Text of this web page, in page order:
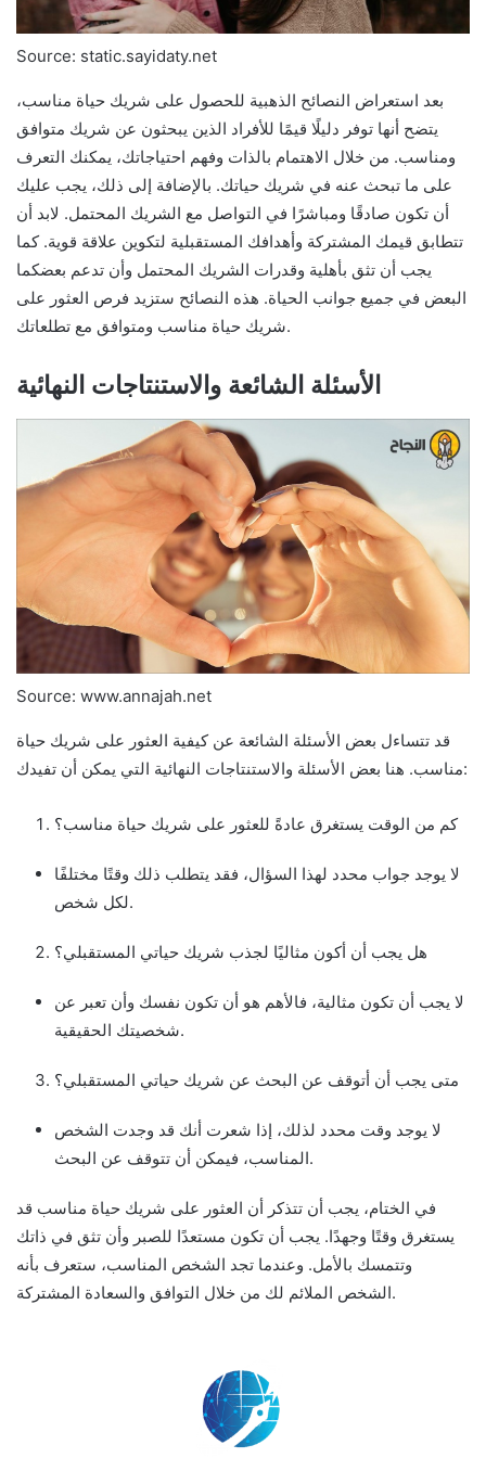
Source: static.sayidaty.net
بعد استعراض النصائح الذهبية للحصول على شريك حياة مناسب،
يتضح أنها توفر دليلًا قيمًا للأفراد الذين يبحثون عن شريك متوافق
ومناسب. من خلال الاهتمام بالذات وفهم احتياجاتك، يمكنك التعرف
على ما تبحث عنه في شريك حياتك. بالإضافة إلى ذلك، يجب عليك
أن تكون صادقًا ومباشرًا في التواصل مع الشريك المحتمل. لابد أن
تتطابق قيمك المشتركة وأهدافك المستقبلية لتكوين علاقة قوية. كما
يجب أن تثق بأهلية وقدرات الشريك المحتمل وأن تدعم بعضكما
البعض في جميع جوانب الحياة. هذه النصائح ستزيد فرص العثور على
شريك حياة مناسب ومتوافق مع تطلعاتك.
الأسئلة الشائعة والاستنتاجات النهائية
Source: www.annajah.net
قد تتساءل بعض الأسئلة الشائعة عن كيفية العثور على شريك حياة
مناسب. هنا بعض الأسئلة والاستنتاجات النهائية التي يمكن أن تفيدك:
كم من الوقت يستغرق عادةً للعثور على شريك حياة مناسب؟
لا يوجد جواب محدد لهذا السؤال، فقد يتطلب ذلك وقتًا مختلفًا
لكل شخص.
هل يجب أن أكون مثاليًا لجذب شريك حياتي المستقبلي؟
لا يجب أن تكون مثالية، فالأهم هو أن تكون نفسك وأن تعبر عن
شخصيتك الحقيقية.
متى يجب أن أتوقف عن البحث عن شريك حياتي المستقبلي؟
لا يوجد وقت محدد لذلك، إذا شعرت أنك قد وجدت الشخص
المناسب، فيمكن أن تتوقف عن البحث.
في الختام، يجب أن تتذكر أن العثور على شريك حياة مناسب قد
يستغرق وقتًا وجهدًا. يجب أن تكون مستعدًا للصبر وأن تثق في ذاتك
وتتمسك بالأمل. وعندما تجد الشخص المناسب، ستعرف بأنه
الشخص الملائم لك من خلال التوافق والسعادة المشتركة.